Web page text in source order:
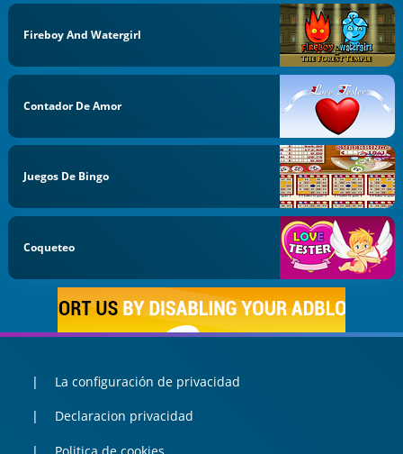
Fireboy And Watergirl
Contador De Amor
Juegos De Bingo
Coqueteo
La configuración de privacidad
Declaracion privacidad
Politica de cookies